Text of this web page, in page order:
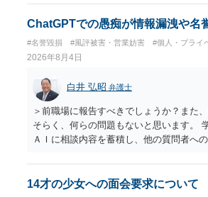
ChatGPTでの愚痴が情報漏洩や名
#名誉毀損 #風評被害・営業妨害 #個人・プライ
2026年8月4日
白井 弘昭 弁護士
＞前職場に報告すべきでしょうか？また
そらく、何らの問題もないと思います。
ＡＩに相談内容を蓄積し、他の質問者へ
ので、その情報自体が、秘密情報に当た
中傷の不特定多数への公開に当たるとも
14才の少女への面会要求について